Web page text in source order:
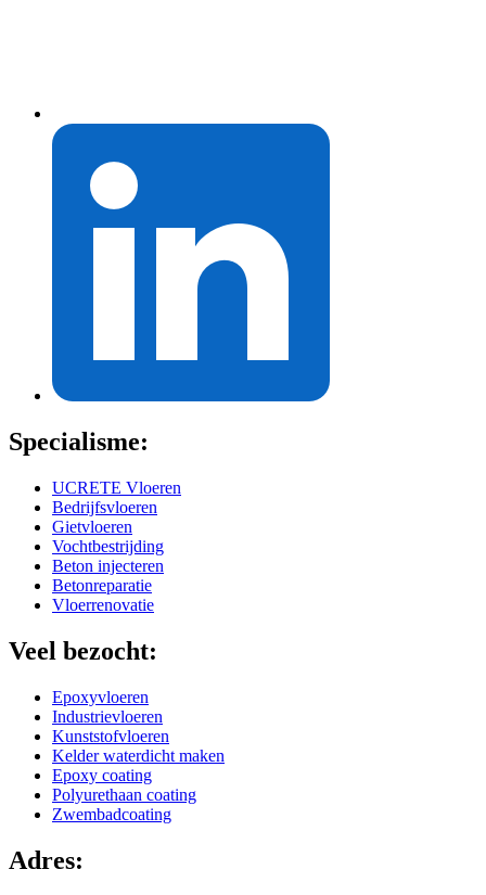
Specialisme:
UCRETE Vloeren
Bedrijfsvloeren
Gietvloeren
Vochtbestrijding
Beton injecteren
Betonreparatie
Vloerrenovatie
Veel bezocht:
Epoxyvloeren
Industrievloeren
Kunststofvloeren
Kelder waterdicht maken
Epoxy coating
Polyurethaan coating
Zwembadcoating
Adres: